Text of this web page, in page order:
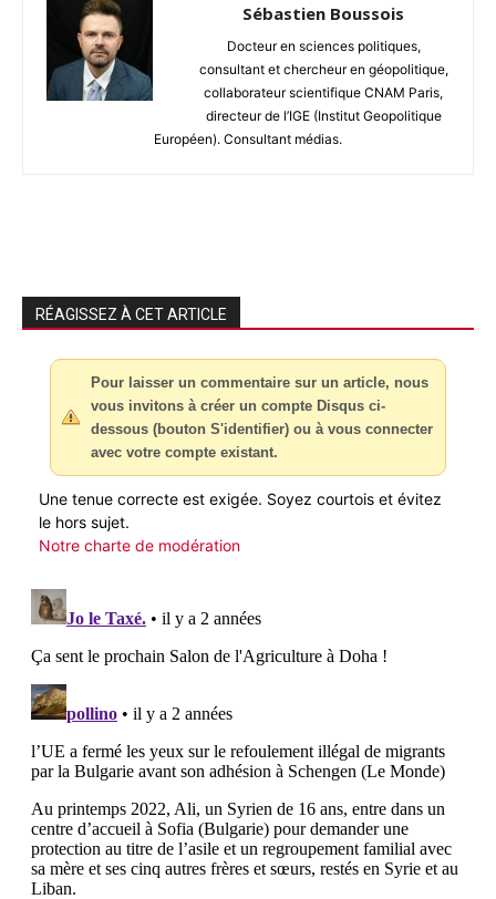
Sébastien Boussois
Docteur en sciences politiques,
consultant et chercheur en géopolitique,
collaborateur scientifique CNAM Paris,
directeur de l’IGE (Institut Geopolitique
Européen). Consultant médias.
RÉAGISSEZ À CET ARTICLE
Pour laisser un commentaire sur un article, nous
vous invitons à créer un compte Disqus ci-
dessous (bouton S'identifier) ou à vous connecter
avec votre compte existant.
Une tenue correcte est exigée. Soyez courtois et évitez
le hors sujet.
Notre charte de modération